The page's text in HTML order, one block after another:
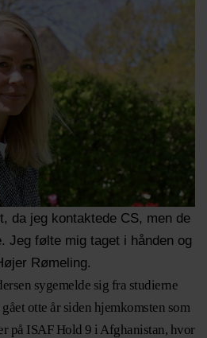
da jeg kontaktede CS, men de
Jeg følte mig taget i hånden og
Rømeling.
sygemelde sig fra studierne
otte år siden hjemkomsten som
på ISAF Hold 9 i Afghanistan, hvor